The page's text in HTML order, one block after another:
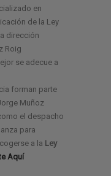
en
de la Ley
dirección
Roig
se adecue a
forman parte
Muñoz
el despacho
para
a la Ley
Aquí